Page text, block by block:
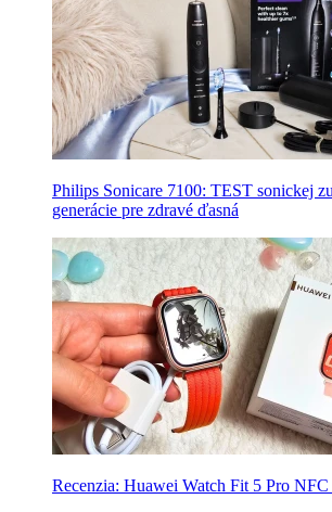
Philips Sonicare 7100: TEST sonickej
generácie pre zdravé ďasná
Recenzia: Huawei Watch Fit 5 Pro